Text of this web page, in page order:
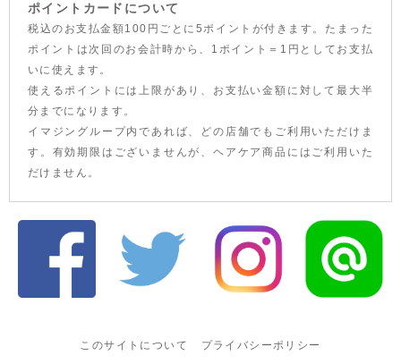
ポイントカードについて
税込のお支払金額100円ごとに5ポイントが付きます。たまった
ポイントは次回のお会計時から、1ポイント＝1円としてお支払
いに使えます。
使えるポイントには上限があり、お支払い金額に対して最大半
分までになります。
イマジングループ内であれば、どの店舗でもご利用いただけま
す。有効期限はございませんが、ヘアケア商品にはご利用いた
だけません。
このサイトについて プライバシーポリシー